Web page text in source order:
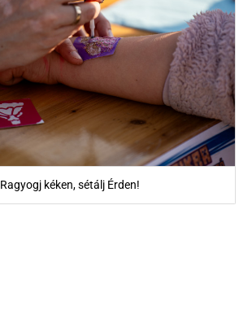
Ragyogj kéken, sétálj Érden!